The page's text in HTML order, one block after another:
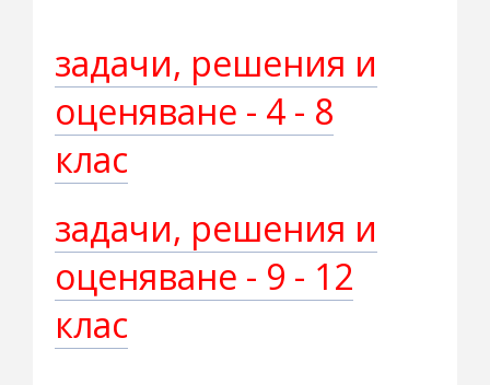
задачи, решения и
оценяване - 4 - 8
клас
задачи, решения и
оценяване - 9 - 12
клас